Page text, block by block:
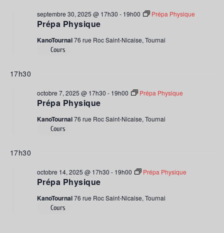
Prépa Physique
septembre 30, 2025 @ 17h30 - 19h00 Prépa Physique
KanoTournai76 rue Roc Saint-Nicaise, Tournai
Cours
17h30
Prépa Physique
octobre 7, 2025 @ 17h30 - 19h00 Prépa Physique
KanoTournai76 rue Roc Saint-Nicaise, Tournai
Cours
17h30
Prépa Physique
octobre 14, 2025 @ 17h30 - 19h00 Prépa Physique
KanoTournai76 rue Roc Saint-Nicaise, Tournai
Cours